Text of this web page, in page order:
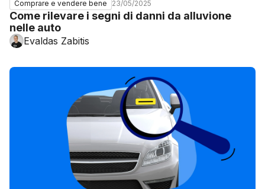
Comprare e vendere bene 23/05/2025
Come rilevare i segni di danni da alluvione
nelle auto
Evaldas Zabitis